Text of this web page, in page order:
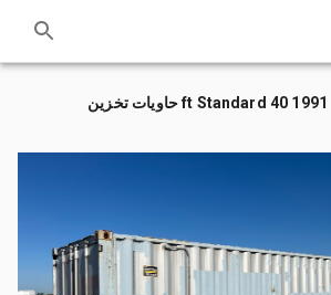
1991 40 ft Standard حاويات تخزين